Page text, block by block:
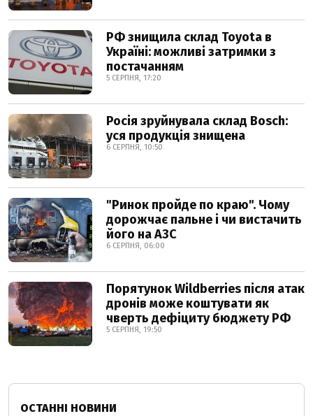
РФ знищила склад Toyota в
Україні: можливі затримки з
постачанням
5 СЕРПНЯ, 17:20
Росія зруйнувала склад Bosch:
уся продукція знищена
6 СЕРПНЯ, 10:50
"Ринок пройде по краю". Чому
дорожчає пальне і чи вистачить
його на АЗС
6 СЕРПНЯ, 06:00
Порятунок Wildberries після атак
дронів може коштувати як
чверть дефіциту бюджету РФ
5 СЕРПНЯ, 19:50
ОСТАННІ НОВИНИ